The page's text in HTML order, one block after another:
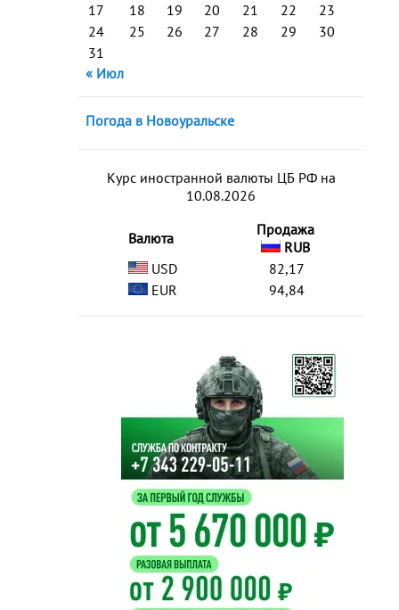
17
18 19 20 21 22
23
24
25 26 27 28 29
30
31
« Июл
Погода в Новоуральске
Курс иностранной валюты ЦБ РФ на
10.08.2026
Валюта
Продажа
RUB
USD
82,17
EUR
94,84